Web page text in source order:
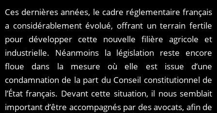
Ces dernières années, le cadre réglementaire français
a considérablement évolué, offrant un terrain fertile
pour développer cette nouvelle filière agricole et
industrielle. Néanmoins la législation reste encore
floue dans la mesure où elle est issue d’une
condamnation de la part du Conseil constitutionnel de
l’État français. Devant cette situation, il nous semblait
important d’être accompagnés par des avocats, afin de